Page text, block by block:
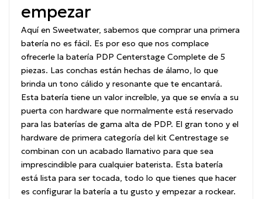
empezar
Aquí en Sweetwater, sabemos que comprar una primera
batería no es fácil. Es por eso que nos complace
ofrecerle la batería PDP Centerstage Complete de 5
piezas. Las conchas están hechas de álamo, lo que
brinda un tono cálido y resonante que te encantará.
Esta batería tiene un valor increíble, ya que se envía a su
puerta con hardware que normalmente está reservado
para las baterías de gama alta de PDP. El gran tono y el
hardware de primera categoría del kit Centrestage se
combinan con un acabado llamativo para que sea
imprescindible para cualquier baterista. Esta batería
está lista para ser tocada, todo lo que tienes que hacer
es configurar la batería a tu gusto y empezar a rockear.